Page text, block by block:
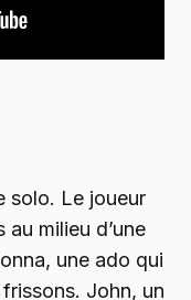
solo. Le joueur
milieu d’une
une ado qui
John, un